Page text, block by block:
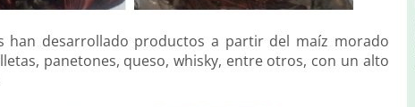
han desarrollado productos a partir del maíz morado
panetones, queso, whisky, entre otros, con un alto